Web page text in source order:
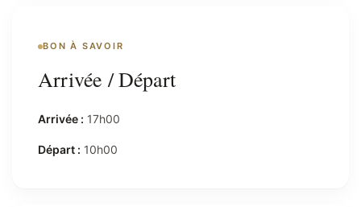
BON À SAVOIR
Arrivée / Départ
Arrivée : 17h00
Départ : 10h00